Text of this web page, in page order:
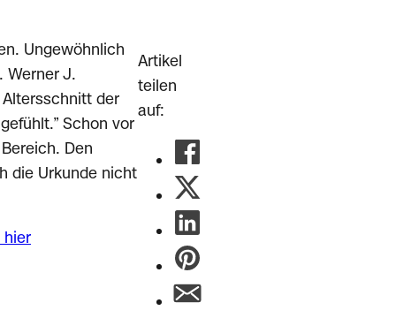
Ungewöhnlich
Werner J.
der
Schon vor
Den
die Urkunde nicht
hier
Artikel
teilen
auf: